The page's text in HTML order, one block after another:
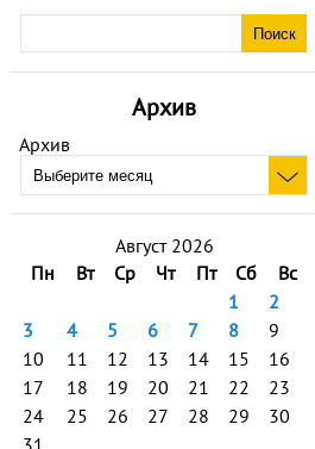
Архив
Архив
Август 2026
Пн
Вт Ср Чт Пт Сб
Вс
1
2
3
4 5 6 7 8
9
10
11 12 13 14 15
16
17
18 19 20 21 22
23
24
25 26 27 28 29
30
31